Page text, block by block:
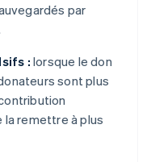
par
: lorsque le don
sont plus
remettre à plus